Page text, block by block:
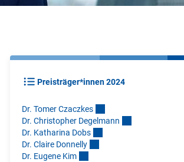
Preisträger*innen 2024
Dr. Tomer Czaczkes
Dr. Christopher Degelmann
Dr. Katharina Dobs
Dr. Claire Donnelly
Dr. Eugene Kim